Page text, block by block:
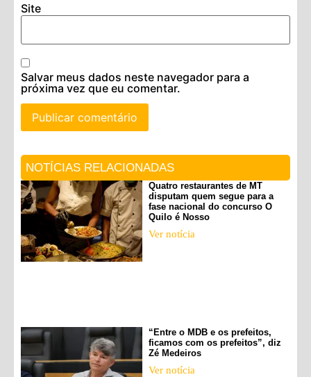
Site
Salvar meus dados neste navegador para a
próxima vez que eu comentar.
NOTÍCIAS RELACIONADAS
Quatro restaurantes de MT
disputam quem segue para a
fase nacional do concurso O
Quilo é Nosso
Ver notícia
“Entre o MDB e os prefeitos,
ficamos com os prefeitos”, diz
Zé Medeiros
Ver notícia